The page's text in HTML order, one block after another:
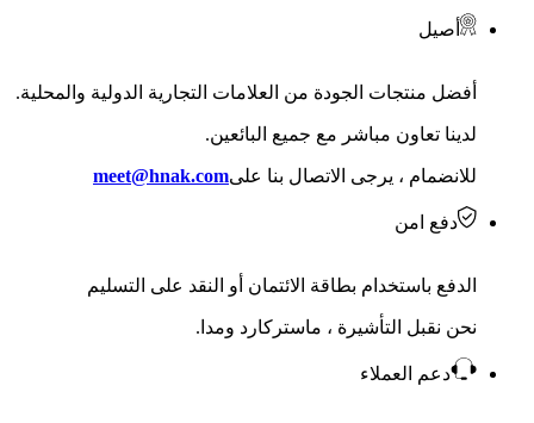
أصيل
أفضل منتجات الجودة من العلامات التجارية الدولية والمحلية.
لدينا تعاون مباشر مع جميع البائعين.
للانضمام ، يرجى الاتصال بنا علىmeet@hnak.com
دفع امن
الدفع باستخدام بطاقة الائتمان أو النقد على التسليم
نحن نقبل التأشيرة ، ماستركارد ومدا.
دعم العملاء